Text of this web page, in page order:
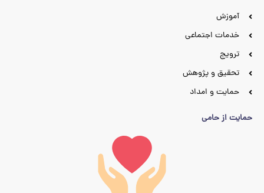
آموزش
خدمات اجتماعی
ترویج
تحقیق و پژوهش
حمایت و امداد
حمایت از حامی